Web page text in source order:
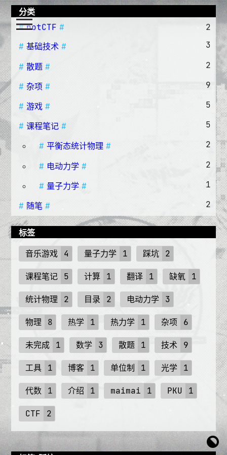
分类
notCTF
2
基础技术
3
散题 2
杂项 9
游戏 5
课程笔记 5
平衡态统计物理 2
电动力学 2
量子力学 1
随笔 2
标签
音乐游戏 4 量子力学 1 踩坑 2
课程笔记 5 计算 1 翻译 1 缺氧 1
统计物理 2 目录 2 电动力学 3
物理 8 热学 1 热力学 1 杂项 6
未完成 1 数学 3 散题 1 技术 9
工具 1 博客 1 单位制 1 光学 1
代数 1 介绍 1 maimai 1 PKU 1
CTF 2